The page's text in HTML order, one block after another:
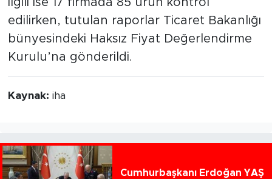
ilgili ise 17 firmada 85 ürün kontrol
edilirken, tutulan raporlar Ticaret Bakanlığı
bünyesindeki Haksız Fiyat Değerlendirme
Kurulu’na gönderildi.
Kaynak: iha
Cumhurbaşkanı Erdoğan YAŞ